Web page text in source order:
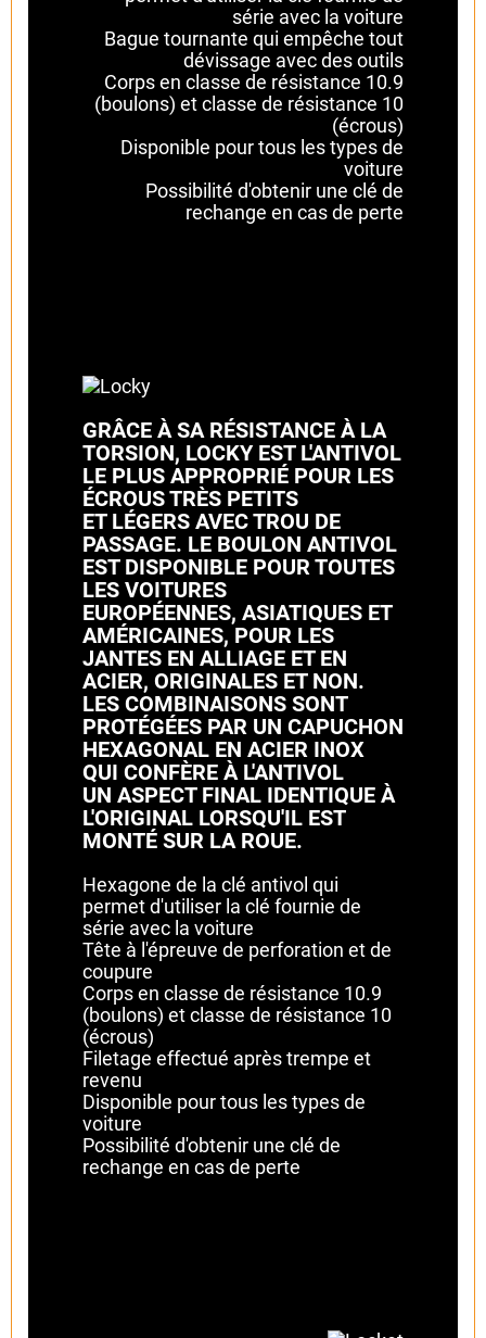
série avec la voiture
Bague tournante qui empêche tout
dévissage avec des outils
Corps en classe de résistance 10.9
(boulons) et classe de résistance 10
(écrous)
Disponible pour tous les types de
voiture
Possibilité d'obtenir une clé de
rechange en cas de perte
GRÂCE À SA RÉSISTANCE À LA
TORSION, LOCKY EST L'ANTIVOL
LE PLUS APPROPRIÉ POUR LES
ÉCROUS TRÈS PETITS
ET LÉGERS AVEC TROU DE
PASSAGE. LE BOULON ANTIVOL
EST DISPONIBLE POUR TOUTES
LES VOITURES
EUROPÉENNES, ASIATIQUES ET
AMÉRICAINES, POUR LES
JANTES EN ALLIAGE ET EN
ACIER, ORIGINALES ET NON.
LES COMBINAISONS SONT
PROTÉGÉES PAR UN CAPUCHON
HEXAGONAL EN ACIER INOX
QUI CONFÈRE À L'ANTIVOL
UN ASPECT FINAL IDENTIQUE À
L'ORIGINAL LORSQU'IL EST
MONTÉ SUR LA ROUE.
Hexagone de la clé antivol qui
permet d'utiliser la clé fournie de
série avec la voiture
Tête à l'épreuve de perforation et de
coupure
Corps en classe de résistance 10.9
(boulons) et classe de résistance 10
(écrous)
Filetage effectué après trempe et
revenu
Disponible pour tous les types de
voiture
Possibilité d'obtenir une clé de
rechange en cas de perte